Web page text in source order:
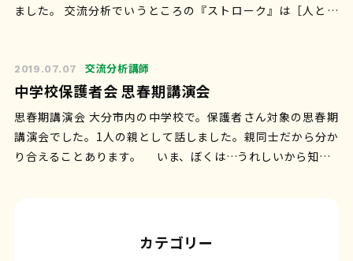
ました。 交流分析でいうところの『ストローク』は［人と人
2019.07.07 交流分析講師
中学校保護者会 思春期講演会
思春期講演会 大分市内の中学校で。保護者さん対象の思春期
講演会でした。1人の親として話しました。親同士だから分か
り合えることあります。 いま、ぼくは…うれしいから知…
カテゴリー